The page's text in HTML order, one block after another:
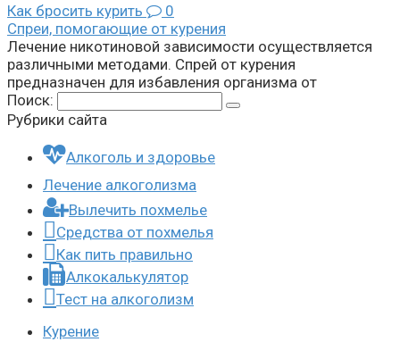
Как бросить курить
0
Спреи, помогающие от курения
Лечение никотиновой зависимости осуществляется
различными методами. Спрей от курения
предназначен для избавления организма от
Поиск:
Рубрики сайта
Алкоголь и здоровье
Лечение алкоголизма
Вылечить похмелье
Средства от похмелья
Как пить правильно
Алкокалькулятор
Тест на алкоголизм
Курение